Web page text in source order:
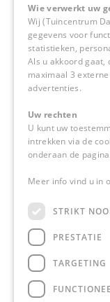
Wie verwerkt uw
Wij (Tuincentrum
gegevens voor
statistieken,
Als u akkoord gaat,
maximaal 3
advertenties.
Uw rechten
U kunt uw
intrekken via de
onderaan de pagina.
Meer info vind u in
STRIKT
PRESTATIE
TARGETING